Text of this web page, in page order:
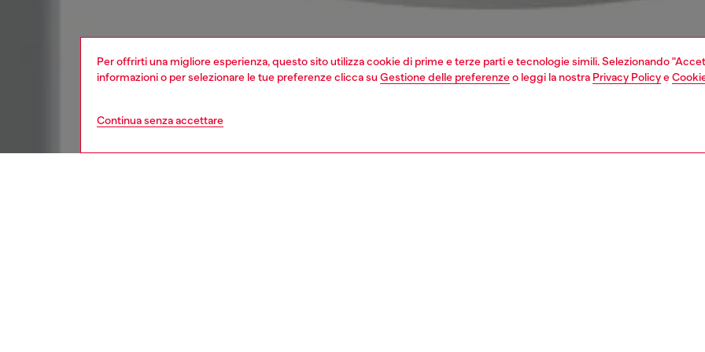
Per offrirti una migliore esperienza, questo sito utilizza cookie di prime e terze parti e tecnologie simili. Selezionando
informazioni o per selezionare le tue preferenze clicca su Gestione delle preferenzeo leggi la nostra Privacy Policye
Continua senza accettare